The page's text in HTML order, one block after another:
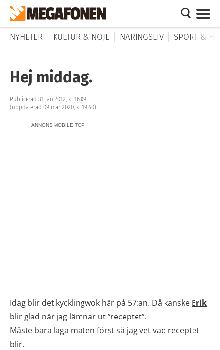
NYHETER KULTUR & NÖJE NÄRINGSLIV SPORT &
Hej middag.
Publicerad 31 jan 2012, kl 16:09
(uppdaterad 09 mar 2020, kl 19:40)
ANNONS MOBILE TOP
Idag blir det kycklingwok här på 57:an. Då kanske Erik
blir glad när jag lämnar ut ”receptet”.
Måste bara laga maten först så jag vet vad receptet
blir.